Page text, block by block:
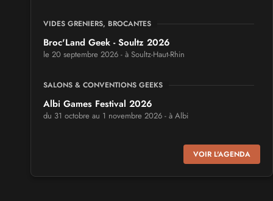
VIDES GRENIERS, BROCANTES
Broc'Land Geek - Soultz 2026
le 20 septembre 2026 - à Soultz-Haut-Rhin
SALONS & CONVENTIONS GEEKS
Albi Games Festival 2026
du 31 octobre au 1 novembre 2026 - à Albi
Virtual Calais - salon du jeu vidéo et des loisirs
numériques 2026
VOIR L'AGENDA